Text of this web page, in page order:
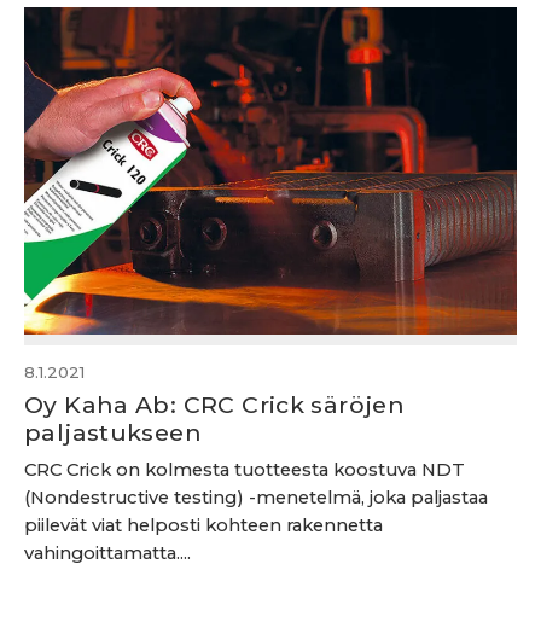
8.1.2021
Oy Kaha Ab: CRC Crick säröjen
paljastukseen
CRC Crick on kolmesta tuotteesta koostuva NDT
(Nondestructive testing) -menetelmä, joka paljastaa
piilevät viat helposti kohteen rakennetta
vahingoittamatta....